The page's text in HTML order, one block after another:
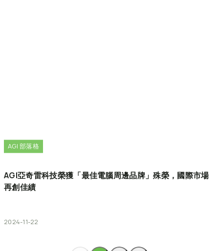
AGI 部落格
AGI亞奇雷科技榮獲「最佳電腦周邊品牌」殊榮，國際市場
再創佳績
2024-11-22